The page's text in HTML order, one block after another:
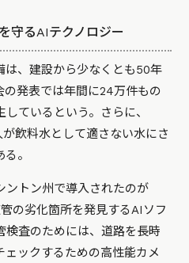
守るAIテクノロジー
は、建設から少なくとも50年
の発表では年間に24万件もの
ているという。さらに、
飲料水として適さない水にさ
。
ントン州で導入されたのが
の劣化箇所を発見するAIソフ
検査のためには、道路を長時
ックするための高性能カメ